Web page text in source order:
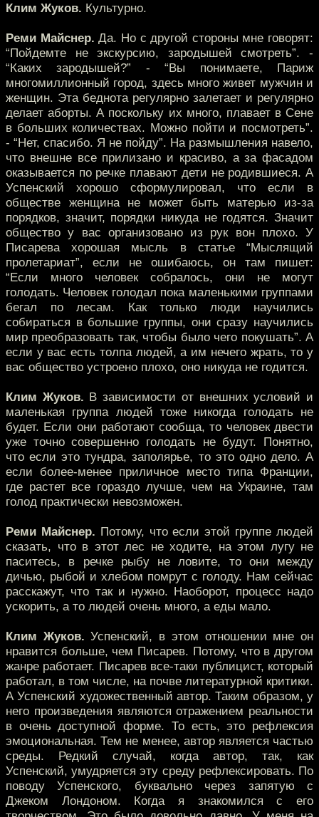
Клим Жуков. Культурно.
Реми Майснер. Да. Но с другой стороны мне говорят:
“Пойдемте не экскурсию, зародышей смотреть”. -
“Каких зародышей?” - “Вы понимаете, Париж
многомиллионный город, здесь много живет мужчин и
женщин. Эта беднота регулярно залетает и регулярно
делает аборты. А поскольку их много, плавает в Сене
в больших количествах. Можно пойти и посмотреть”.
- “Нет, спасибо. Я не пойду”. На размышления навело,
что внешне все прилизано и красиво, а за фасадом
оказывается по речке плавают дети не родившиеся. А
Успенский хорошо сформулировал, что если в
обществе женщина не может быть матерью из-за
порядков, значит, порядки никуда не годятся. Значит
общество у вас организовано из рук вон плохо. У
Писарева хорошая мысль в статье “Мыслящий
пролетариат”, если не ошибаюсь, он там пишет:
“Если много человек собралось, они не могут
голодать. Человек голодал пока маленькими группами
бегал по лесам. Как только люди научились
собираться в большие группы, они сразу научились
мир преобразовать так, чтобы было чего покушать”. А
если у вас есть толпа людей, а им нечего жрать, то у
вас общество устроено плохо, оно никуда не годится.
Клим Жуков. В зависимости от внешних условий и
маленькая группа людей тоже никогда голодать не
будет. Если они работают сообща, то человек двести
уже точно совершенно голодать не будут. Понятно,
что если это тундра, заполярье, то это одно дело. А
если более-менее приличное место типа Франции,
где растет все гораздо лучше, чем на Украине, там
голод практически невозможен.
Реми Майснер. Потому, что если этой группе людей
сказать, что в этот лес не ходите, на этом лугу не
паситесь, в речке рыбу не ловите, то они между
дичью, рыбой и хлебом помрут с голоду. Нам сейчас
расскажут, что так и нужно. Наоборот, процесс надо
ускорить, а то людей очень много, а еды мало.
Клим Жуков. Успенский, в этом отношении мне он
нравится больше, чем Писарев. Потому, что в другом
жанре работает. Писарев все-таки публицист, который
работал, в том числе, на почве литературной критики.
А Успенский художественный автор. Таким образом, у
него произведения являются отражением реальности
в очень доступной форме. То есть, это рефлексия
эмоциональная. Тем не менее, автор является частью
среды. Редкий случай, когда автор, так, как
Успенский, умудряется эту среду рефлексировать. По
поводу Успенского, буквально через запятую с
Джеком Лондоном. Когда я знакомился с его